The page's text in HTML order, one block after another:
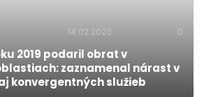
14.02.2020 0
2019 podaril obrat v
zaznamenal nárast v
konvergentných služieb